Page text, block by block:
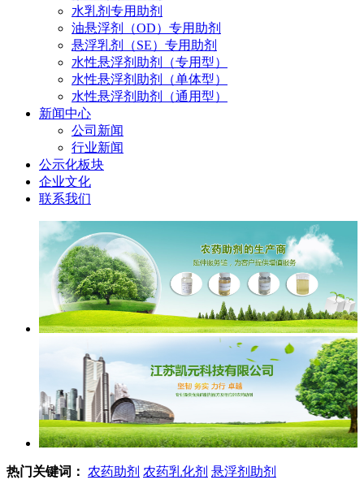
水乳剂专用助剂
油悬浮剂（OD）专用助剂
悬浮乳剂（SE）专用助剂
水性悬浮剂助剂（专用型）
水性悬浮剂助剂（单体型）
水性悬浮剂助剂（通用型）
新闻中心
公司新闻
行业新闻
公示化板块
企业文化
联系我们
热门关键词： 农药助剂 农药乳化剂 悬浮剂助剂